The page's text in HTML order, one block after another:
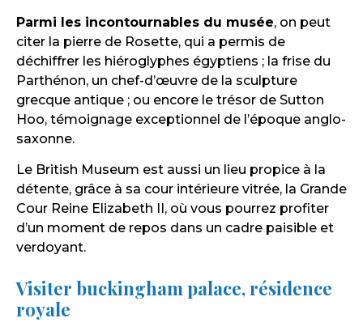
Parmi les incontournables du musée, on peut
citer la pierre de Rosette, qui a permis de
déchiffrer les hiéroglyphes égyptiens ; la frise du
Parthénon, un chef-d’œuvre de la sculpture
grecque antique ; ou encore le trésor de Sutton
Hoo, témoignage exceptionnel de l’époque anglo-
saxonne.
Le British Museum est aussi un lieu propice à la
détente, grâce à sa cour intérieure vitrée, la Grande
Cour Reine Elizabeth II, où vous pourrez profiter
d’un moment de repos dans un cadre paisible et
verdoyant.
Visiter buckingham palace, résidence
royale